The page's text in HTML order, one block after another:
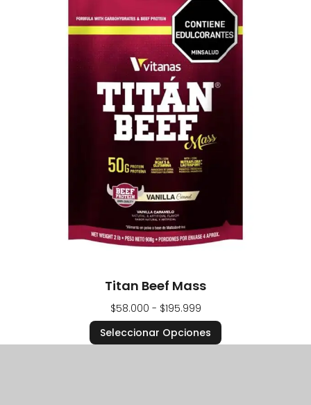
Titan Beef Mass
$58.000 - $195.999
Seleccionar Opciones